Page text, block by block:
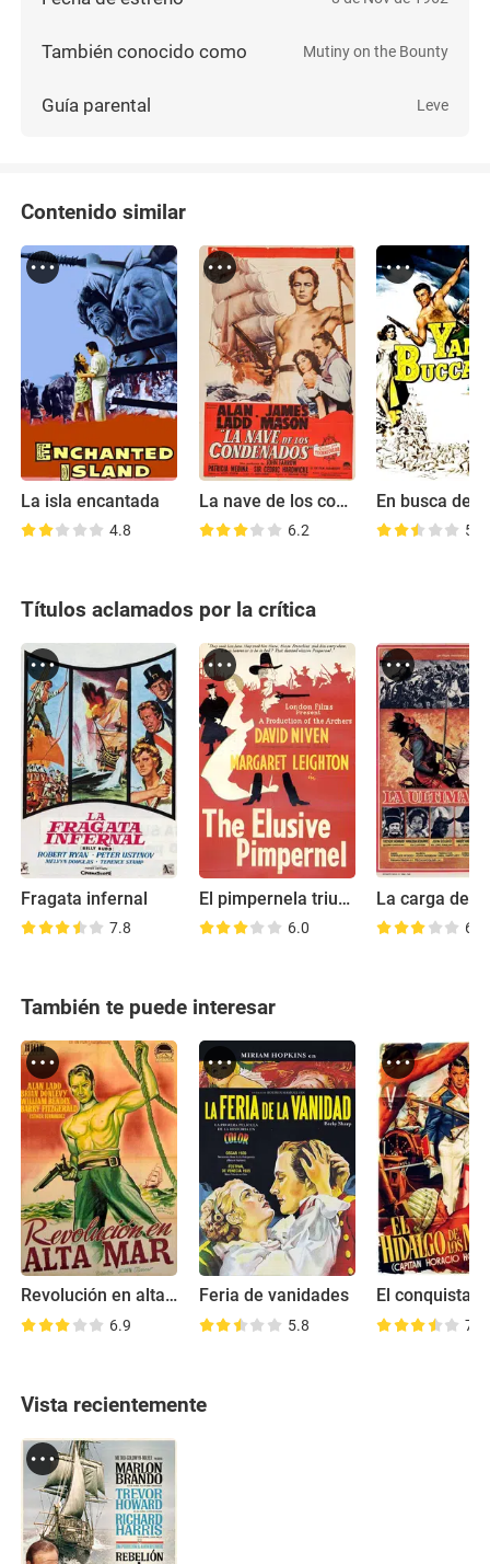
También conocido como Mutiny on the Bounty
Guía parental Leve
Contenido similar
La isla encantada
4.8
La nave de los condenados
6.2 5.9
Títulos aclamados por la crítica
Fragata infernal
7.8
El pimpernela triunfante
6.0 6.6
También te puede interesar
Revolución en alta mar
6.9
Feria de vanidades
5.8 7.2
Vista recientemente